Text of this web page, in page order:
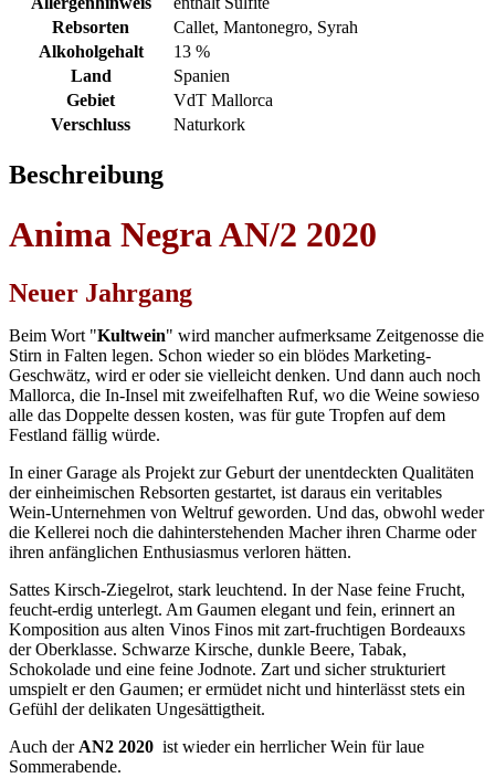
Rebsorten
Callet, Mantonegro, Syrah
Alkoholgehalt
13 %
Land
Spanien
Gebiet
VdT Mallorca
Verschluss
Naturkork
Beschreibung
Anima Negra AN/2 2020
Neuer Jahrgang
Beim Wort "Kultwein" wird mancher aufmerksame Zeitgenosse die
Stirn in Falten legen. Schon wieder so ein blödes Marketing-
Geschwätz, wird er oder sie vielleicht denken. Und dann auch noch
Mallorca, die In-Insel mit zweifelhaften Ruf, wo die Weine sowieso
alle das Doppelte dessen kosten, was für gute Tropfen auf dem
Festland fällig würde.
In einer Garage als Projekt zur Geburt der unentdeckten Qualitäten
der einheimischen Rebsorten gestartet, ist daraus ein veritables
Wein-Unternehmen von Weltruf geworden. Und das, obwohl weder
die Kellerei noch die dahinterstehenden Macher ihren Charme oder
ihren anfänglichen Enthusiasmus verloren hätten.
Sattes Kirsch-Ziegelrot, stark leuchtend. In der Nase feine Frucht,
feucht-erdig unterlegt. Am Gaumen elegant und fein, erinnert an
Komposition aus alten Vinos Finos mit zart-fruchtigen Bordeauxs
der Oberklasse. Schwarze Kirsche, dunkle Beere, Tabak,
Schokolade und eine feine Jodnote. Zart und sicher strukturiert
umspielt er den Gaumen; er ermüdet nicht und hinterlässt stets ein
Gefühl der delikaten Ungesättigtheit.
Auch der AN2 2020 ist wieder ein herrlicher Wein für laue
Sommerabende.